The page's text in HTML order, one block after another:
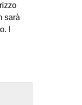
sarà